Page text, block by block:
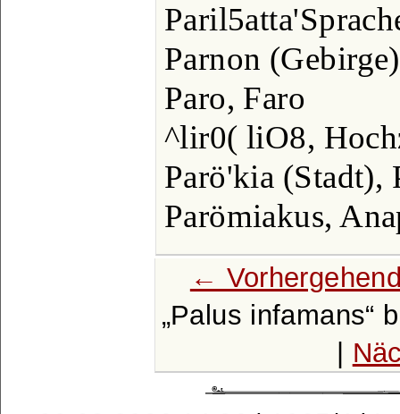
Parnon
Paro, Faro
^lir0( liO8,
Parö'kia (Stadt),
Parömiakus,
←
Palus infamans
|